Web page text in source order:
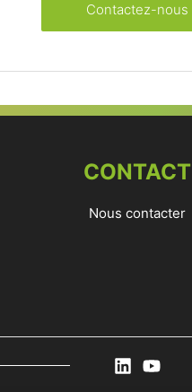
Contactez-nous
CONTACT
Nous contacter